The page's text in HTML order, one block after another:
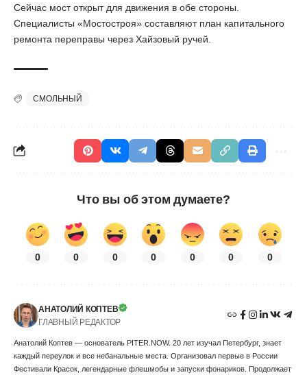
Сейчас мост открыт для движения в обе стороны.
Специалисты «Мостостроя» составляют план капитального
ремонта переправы через Хайзовый ручей.
СМОЛЬНЫЙ
Что вы об этом думаете?
0 0 0 0 0 0 0
АНАТОЛИЙ КОПТЕВ
ГЛАВНЫЙ РЕДАКТОР
Анатолий Коптев — основатель PITER.NOW. 20 лет изучал Петербург, знает
каждый переулок и все небанальные места. Организовал первые в России
Фестивали Красок, легендарные флешмобы и запуски фонариков. Продолжает